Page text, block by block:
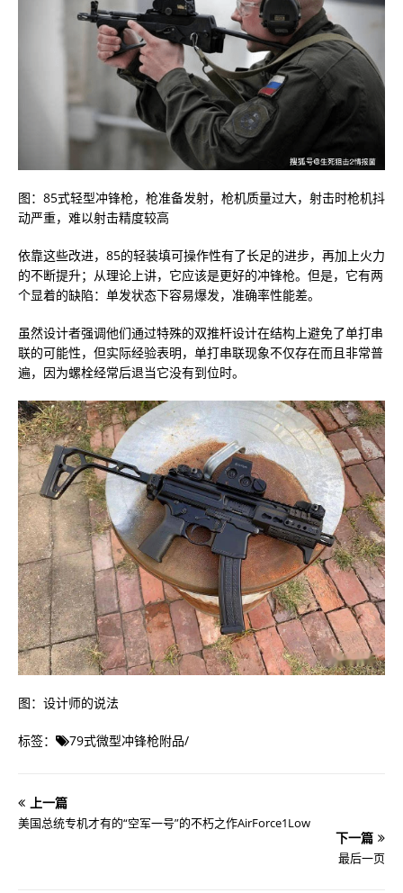
图：85式轻型冲锋枪，枪准备发射，枪机质量过大，射击时枪机抖
动严重，难以射击精度较高
依靠这些改进，85的轻装填可操作性有了长足的进步，再加上火力
的不断提升；从理论上讲，它应该是更好的冲锋枪。但是，它有两
个显着的缺陷：单发状态下容易爆发，准确率性能差。
虽然设计者强调他们通过特殊的双推杆设计在结构上避免了单打串
联的可能性，但实际经验表明，单打串联现象不仅存在而且非常普
遍，因为螺栓经常后退当它没有到位时。
图：设计师的说法
标签： 79式微型冲锋枪附品/
上一篇
美国总统专机才有的“空军一号”的不朽之作AirForce1Low
下一篇
最后一页